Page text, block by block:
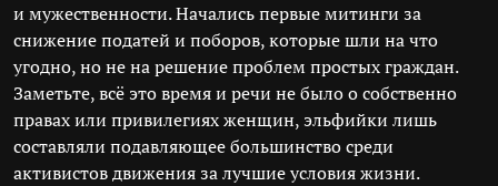
и мужественности. Начались первые митинги за
снижение податей и поборов, которые шли на что
угодно, но не на решение проблем простых граждан.
Заметьте, всё это время и речи не было о собственно
правах или привилегиях женщин, эльфийки лишь
составляли подавляющее большинство среди
активистов движения за лучшие условия жизни.